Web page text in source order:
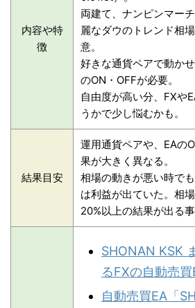
内容や特
徴
両建て、ナンピンマー
麗なダウのトレンド相
意。
好きな通貨ペアで動か
のON・OFFが必要。
自由度が高い分、FXや
うかで少し悩むかも。
結果目安
運用通貨ペアや、EAの
果が大きく異なる。
相場の動きが悪い時で
は利益が出ていた。相
20%以上の結果が出る事
SHONAN KSK
るFXの自動売買
自動売買EA「